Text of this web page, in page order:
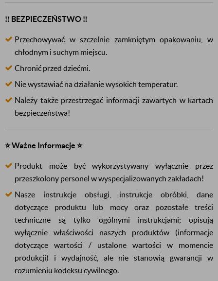
‼️ BEZPIECZEŃSTWO ‼️
Przechowywać w szczelnie zamkniętym opakowaniu, w
chłodnym i suchym miejscu.
Chronić przed dziećmi.
Nie wystawiać na działanie wysokich temperatur.
Należy także przestrzegać informacji zawartych w kartach
bezpieczeństwa!
⭐ Ważne Informacje ⭐
Produkt może być wykorzystywany wyłącznie przez
przeszkolony personel w wyspecjalizowanych zakładach!
Nasze instrukcje obsługi, instrukcje obróbki, dane
dotyczące produktu lub mocy oraz pozostałe treści
techniczne są tylko ogólnymi instrukcjami; opisują
wyłącznie właściwości naszych produktów (informacje
dotyczące wartości / ustalone wartości w momencie
produkcji) i wydajność, ale nie stanowią gwarancji w
rozumieniu kodeksu cywilnego.